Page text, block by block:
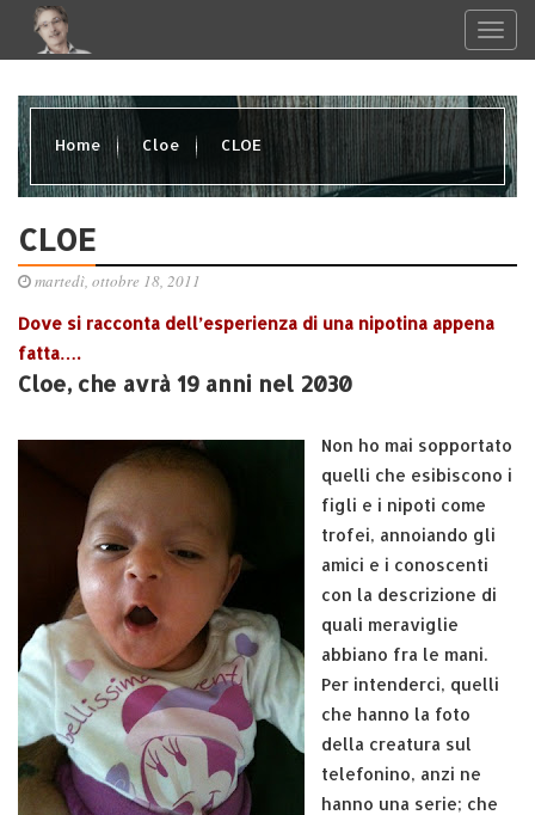
Home Cloe CLOE
CLOE
martedì, ottobre 18, 2011
Dove si racconta dell’esperienza di una nipotina appena
fatta….
Cloe, che avrà 19 anni nel 2030
Non ho mai sopportato
quelli che esibiscono i
figli e i nipoti come
trofei, annoiando gli
amici e i conoscenti
con la descrizione di
quali meraviglie
abbiano fra le mani.
Per intenderci, quelli
che hanno la foto
della creatura sul
telefonino, anzi ne
hanno una serie; che